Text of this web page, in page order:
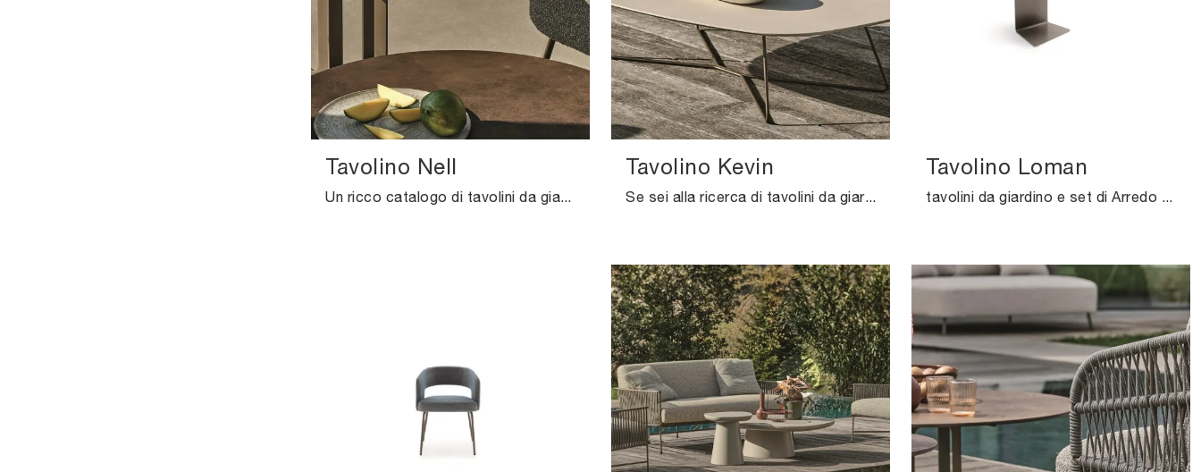
Tavolino Nell
Un ricco catalogo di tavolini da giardino in gres ti sta aspettando nel nostro showroom: clicca e scopri il modello Tavolino Nell di Ditre Italia.
Tavolino Kevin
Se sei alla ricerca di tavolini da giardino in gres, clicca e ottieni informazioni sul modello Tavolino Kevin del marchio Ditre Italia.
Tavolino Loman
tavolini da giardino e set di Arredo Giardino dei migliori brand: scopri di più sul modello Tavolino Loman di Ditre Italia, clicca subito!